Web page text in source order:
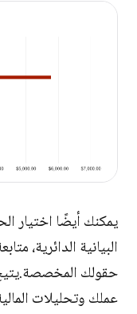
يمكنك أيضًا اختيار
البيانية الدائرية،
حقولك
عملك وتحليلات